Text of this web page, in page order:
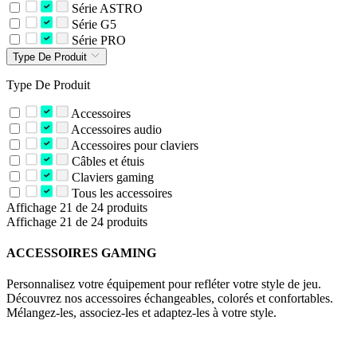
Série ASTRO
Série G5
Série PRO
Type De Produit
Type De Produit
Accessoires
Accessoires audio
Accessoires pour claviers
Câbles et étuis
Claviers gaming
Tous les accessoires
Affichage 21 de 24 produits
Affichage 21 de 24 produits
ACCESSOIRES GAMING
Personnalisez votre équipement pour refléter votre style de jeu.
Découvrez nos accessoires échangeables, colorés et confortables.
Mélangez-les, associez-les et adaptez-les à votre style.